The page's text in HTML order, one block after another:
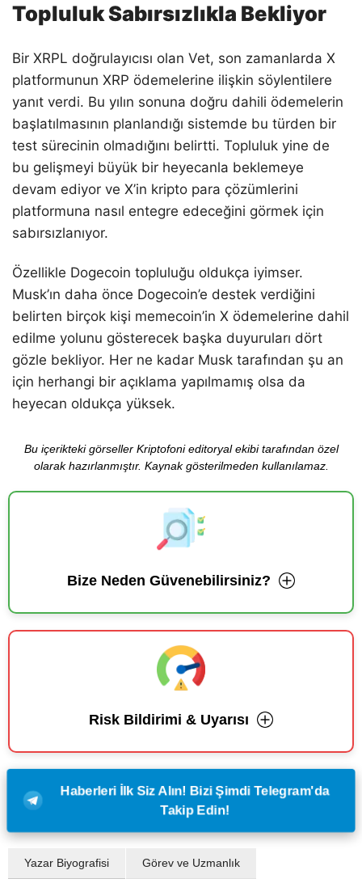
Topluluk Sabırsızlıkla Bekliyor
Bir XRPL doğrulayıcısı olan Vet, son zamanlarda X
platformunun XRP ödemelerine ilişkin söylentilere
yanıt verdi. Bu yılın sonuna doğru dahili ödemelerin
başlatılmasının planlandığı sistemde bu türden bir
test sürecinin olmadığını belirtti. Topluluk yine de
bu gelişmeyi büyük bir heyecanla beklemeye
devam ediyor ve X’in kripto para çözümlerini
platformuna nasıl entegre edeceğini görmek için
sabırsızlanıyor.
Özellikle Dogecoin topluluğu oldukça iyimser.
Musk’ın daha önce Dogecoin’e destek verdiğini
belirten birçok kişi memecoin’in X ödemelerine dahil
edilme yolunu gösterecek başka duyuruları dört
gözle bekliyor. Her ne kadar Musk tarafından şu an
için herhangi bir açıklama yapılmamış olsa da
heyecan oldukça yüksek.
Bu içerikteki görseller Kriptofoni editoryal ekibi tarafından özel
olarak hazırlanmıştır. Kaynak gösterilmeden kullanılamaz.
Bize Neden Güvenebilirsiniz?
Risk Bildirimi & Uyarısı
Haberleri İlk Siz Alın! Bizi Şimdi Telegram'da
Takip Edin!
Yazar Biyografisi Görev ve Uzmanlık